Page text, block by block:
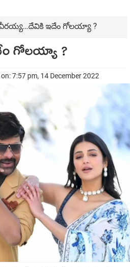
ఇదేం గోలయ్యా ?
గోలయ్యా ?
7:57 pm, 14 December 2022